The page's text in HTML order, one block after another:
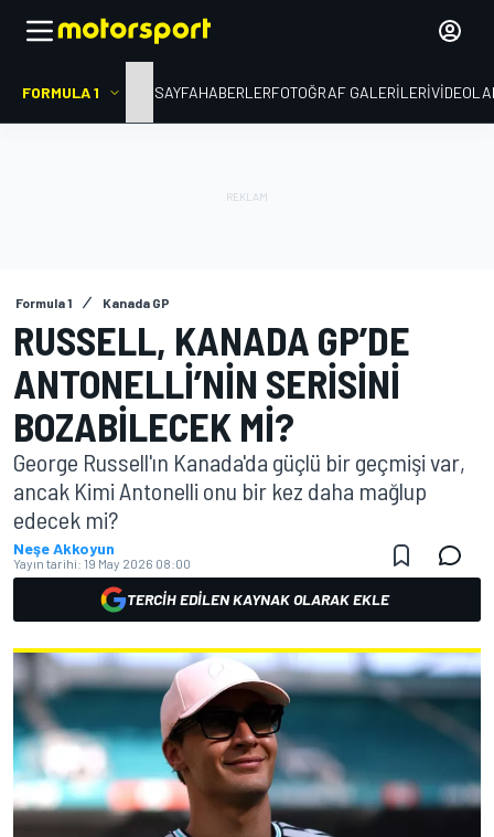
FORMULA 1 ANA SAYFAHABERLERFOTOĞRAF GALERILERI
Formula 1 Kanada GP
RUSSELL, KANADA GP’DE
ANTONELLI’NIN SERISINI
BOZABILECEK MI?
George Russell'ın Kanada'da güçlü bir geçmişi var,
ancak Kimi Antonelli onu bir kez daha mağlup
edecek mi?
Neşe Akkoyun
Yayın tarihi: 19 May 2026 08:00
TERCIH EDILEN KAYNAK OLARAK EKLE